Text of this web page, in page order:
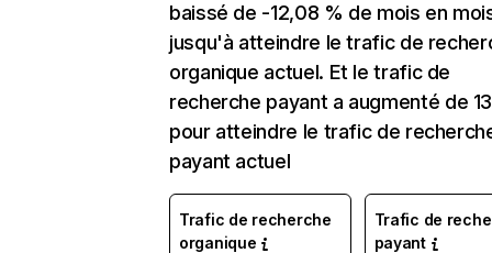
baissé de -12,08 % de mois en
jusqu'à atteindre le trafic de
organique actuel. Et le trafic de
recherche payant a augmenté de
pour atteindre le trafic de
payant actuel
Trafic de recherche
organique
Trafic de
payant